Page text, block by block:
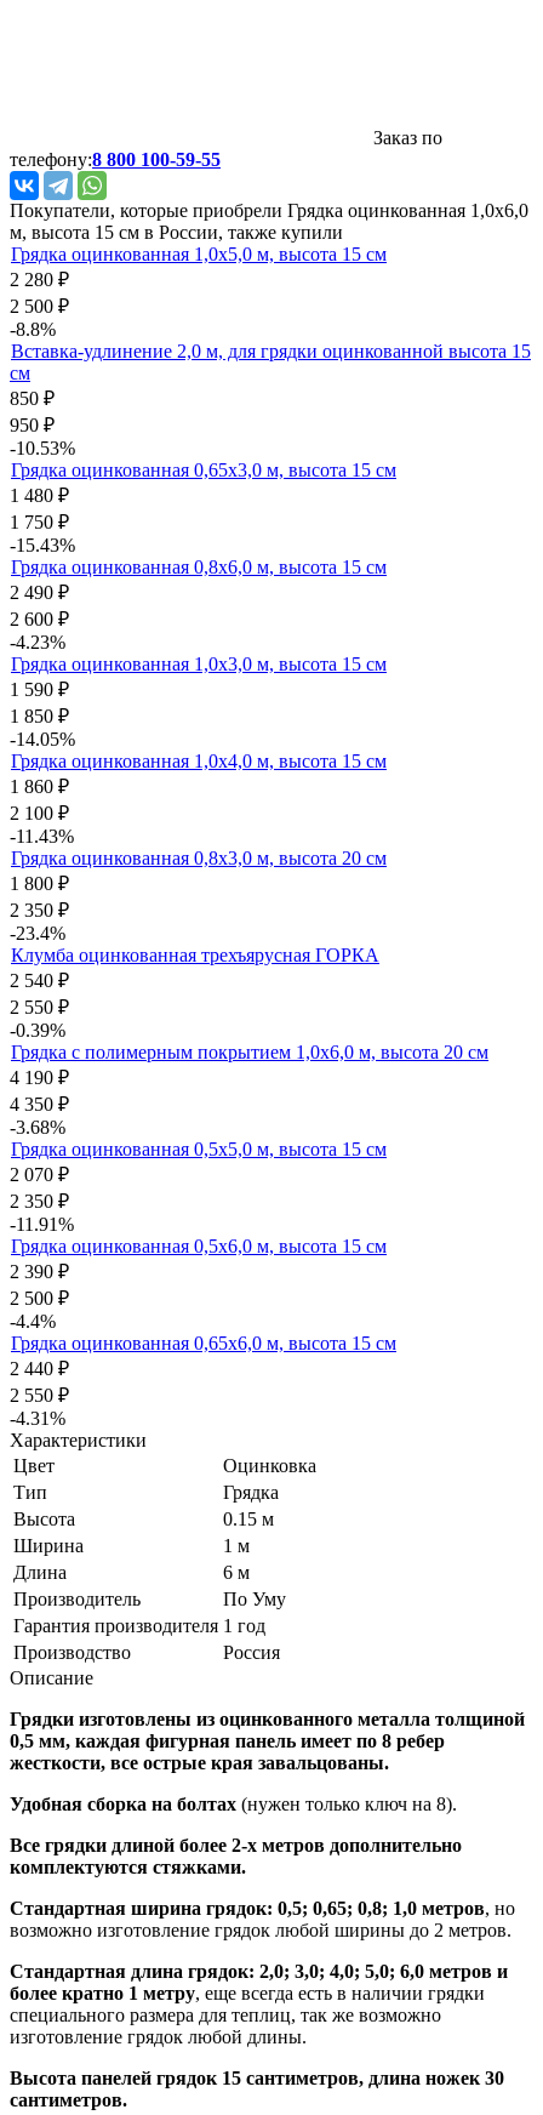
Заказ по
телефону:8 800 100-59-55
Покупатели, которые приобрели Грядка оцинкованная 1,0х6,0
м, высота 15 см в России, также купили
Грядка оцинкованная 1,0х5,0 м, высота 15 см
2 280 ₽
2 500 ₽
-8.8%
Вставка-удлинение 2,0 м, для грядки оцинкованной высота 15
см
850 ₽
950 ₽
-10.53%
Грядка оцинкованная 0,65х3,0 м, высота 15 см
1 480 ₽
1 750 ₽
-15.43%
Грядка оцинкованная 0,8х6,0 м, высота 15 см
2 490 ₽
2 600 ₽
-4.23%
Грядка оцинкованная 1,0х3,0 м, высота 15 см
1 590 ₽
1 850 ₽
-14.05%
Грядка оцинкованная 1,0х4,0 м, высота 15 см
1 860 ₽
2 100 ₽
-11.43%
Грядка оцинкованная 0,8х3,0 м, высота 20 см
1 800 ₽
2 350 ₽
-23.4%
Клумба оцинкованная трехъярусная ГОРКА
2 540 ₽
2 550 ₽
-0.39%
Грядка с полимерным покрытием 1,0х6,0 м, высота 20 см
4 190 ₽
4 350 ₽
-3.68%
Грядка оцинкованная 0,5х5,0 м, высота 15 см
2 070 ₽
2 350 ₽
-11.91%
Грядка оцинкованная 0,5х6,0 м, высота 15 см
2 390 ₽
2 500 ₽
-4.4%
Грядка оцинкованная 0,65х6,0 м, высота 15 см
2 440 ₽
2 550 ₽
-4.31%
Характеристики
Цвет
Оцинковка
Тип
Грядка
Высота
0.15 м
Ширина
1 м
Длина
6 м
Производитель
По Уму
Гарантия производителя 1 год
Производство
Россия
Описание
Грядки изготовлены из оцинкованного металла толщиной
0,5 мм, каждая фигурная панель имеет по 8 ребер
жесткости, все острые края завальцованы.
Удобная сборка на болтах (нужен только ключ на 8).
Все грядки длиной более 2-х метров дополнительно
комплектуются стяжками.
Стандартная ширина грядок: 0,5; 0,65; 0,8; 1,0 метров, но
возможно изготовление грядок любой ширины до 2 метров.
Стандартная длина грядок: 2,0; 3,0; 4,0; 5,0; 6,0 метров и
более кратно 1 метру, еще всегда есть в наличии грядки
специального размера для теплиц, так же возможно
изготовление грядок любой длины.
Высота панелей грядок 15 сантиметров, длина ножек 30
сантиметров.